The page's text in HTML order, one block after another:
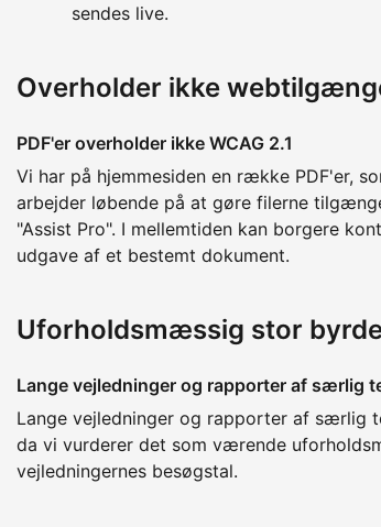
sendes live.
Overholder ikke
PDF'er overholder ikke WCAG 2.1
Vi har på hjemmesiden en række PDF'er,
arbejder løbende på at gøre filerne
"Assist Pro". I mellemtiden kan borgere
udgave af et bestemt dokument.
Uforholdsmæssig stor
Lange vejledninger og rapporter af særlig
Lange vejledninger og rapporter af særlig
da vi vurderer det som værende
vejledningernes besøgstal.